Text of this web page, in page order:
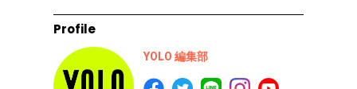
Profile
YOLO 編集部